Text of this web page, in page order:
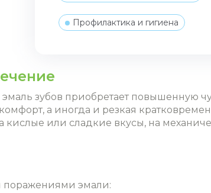
Профилактика и гигиена
зубов приобретает повышенную
а иногда и резкая
кислые или сладкие вкусы, на
поражениями эмали: